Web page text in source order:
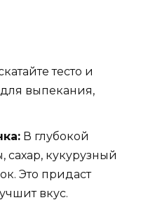
тесто и
выпекания,
В глубокой
кукурузный
Это придаст
вкус.